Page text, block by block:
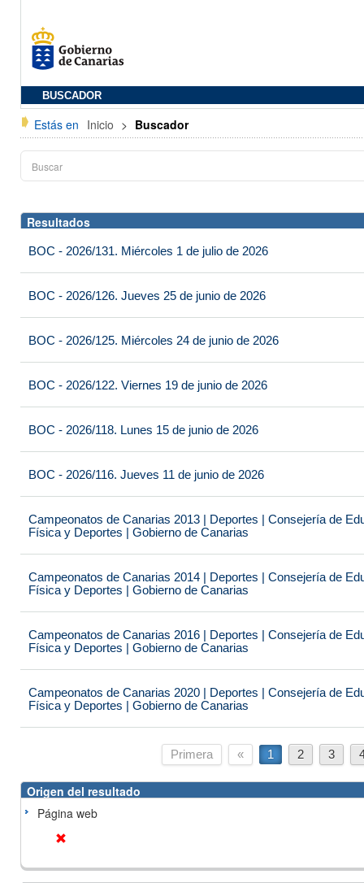
BUSCADOR
Estás en Inicio > Buscador
Resultados
BOC - 2026/131. Miércoles 1 de julio de 2026
BOC - 2026/126. Jueves 25 de junio de 2026
BOC - 2026/125. Miércoles 24 de junio de 2026
BOC - 2026/122. Viernes 19 de junio de 2026
BOC - 2026/118. Lunes 15 de junio de 2026
BOC - 2026/116. Jueves 11 de junio de 2026
Campeonatos de Canarias 2013 | Deportes | Consejería de
Física y Deportes | Gobierno de Canarias
Campeonatos de Canarias 2014 | Deportes | Consejería de
Física y Deportes | Gobierno de Canarias
Campeonatos de Canarias 2016 | Deportes | Consejería de
Física y Deportes | Gobierno de Canarias
Campeonatos de Canarias 2020 | Deportes | Consejería de
Física y Deportes | Gobierno de Canarias
Primera « 1 2 3
Origen del resultado
Página web